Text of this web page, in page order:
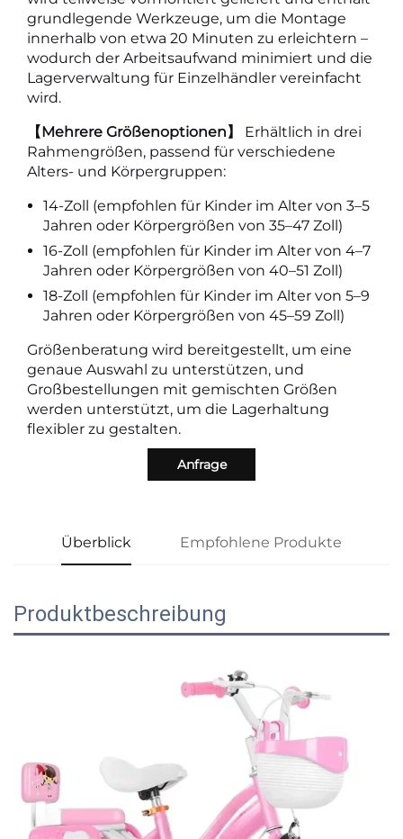
grundlegende Werkzeuge, um die Montage
innerhalb von etwa 20 Minuten zu erleichtern –
wodurch der Arbeitsaufwand minimiert und die
Lagerverwaltung für Einzelhändler vereinfacht
wird.
【Mehrere Größenoptionen】 Erhältlich in drei
Rahmengrößen, passend für verschiedene
Alters- und Körpergruppen:
14-Zoll (empfohlen für Kinder im Alter von 3–5
Jahren oder Körpergrößen von 35–47 Zoll)
16-Zoll (empfohlen für Kinder im Alter von 4–7
Jahren oder Körpergrößen von 40–51 Zoll)
18-Zoll (empfohlen für Kinder im Alter von 5–9
Jahren oder Körpergrößen von 45–59 Zoll)
Größenberatung wird bereitgestellt, um eine
genaue Auswahl zu unterstützen, und
Großbestellungen mit gemischten Größen
werden unterstützt, um die Lagerhaltung
flexibler zu gestalten.
Anfrage
Überblick Empfohlene Produkte
Produktbeschreibung